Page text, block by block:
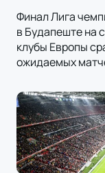
Финал Лига
в Будапеште на
клубы Европы
ожидаемых